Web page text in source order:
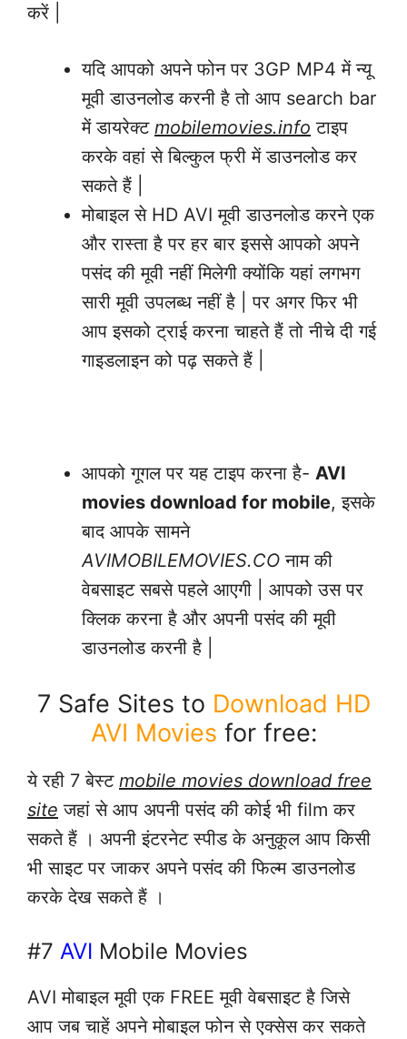
करें |
यदि आपको अपने फोन पर 3GP MP4 में न्यू
मूवी डाउनलोड करनी है तो आप search bar
में डायरेक्ट mobilemovies.info टाइप
करके वहां से बिल्कुल फ्री में डाउनलोड कर
सकते हैं |
मोबाइल से HD AVI मूवी डाउनलोड करने एक
और रास्ता है पर हर बार इससे आपको अपने
पसंद की मूवी नहीं मिलेगी क्योंकि यहां लगभग
सारी मूवी उपलब्ध नहीं है | पर अगर फिर भी
आप इसको ट्राई करना चाहते हैं तो नीचे दी गई
गाइडलाइन को पढ़ सकते हैं |
आपको गूगल पर यह टाइप करना है- AVI
movies download for mobile, इसके
बाद आपके सामने
AVIMOBILEMOVIES.CO नाम की
वेबसाइट सबसे पहले आएगी | आपको उस पर
क्लिक करना है और अपनी पसंद की मूवी
डाउनलोड करनी है |
7 Safe Sites to Download HD
AVI Movies for free:
ये रही 7 बेस्ट mobile movies download free
site जहां से आप अपनी पसंद की कोई भी film कर
सकते हैं । अपनी इंटरनेट स्पीड के अनुकूल आप किसी
भी साइट पर जाकर अपने पसंद की फिल्म डाउनलोड
करके देख सकते हैं ।
#7 AVI Mobile Movies
AVI मोबाइल मूवी एक FREE मूवी वेबसाइट है जिसे
आप जब चाहें अपने मोबाइल फोन से एक्सेस कर सकते